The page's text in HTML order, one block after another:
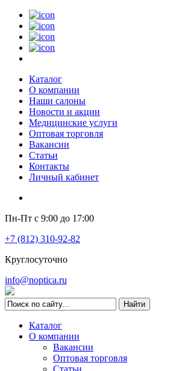
Каталог
О компании
Наши салоны
Новости и акции
Медицинские услуги
Оптовая торговля
Вакансии
Статьи
Контакты
Личный кабинет
Пн-Пт с 9:00 до 17:00
+7 (812) 310-92-82
Круглосуточно
info@noptica.ru
Каталог
О компании
Вакансии
Оптовая торговля
Статьи